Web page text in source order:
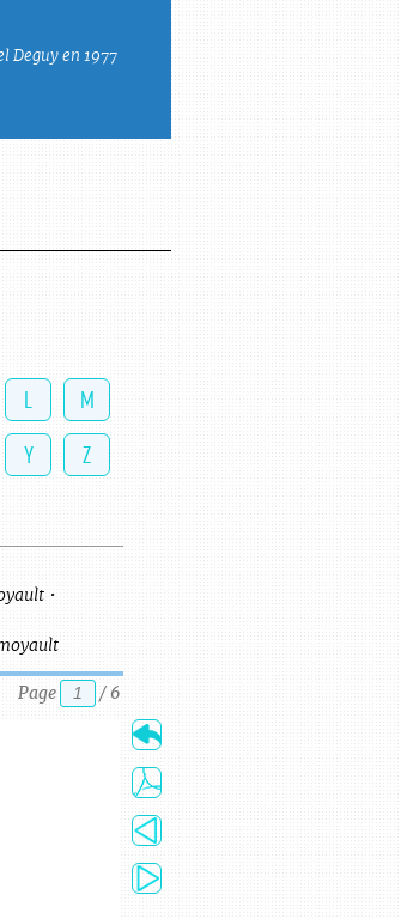
Deguy en 1977
L
M
Y Z
•
Page / 6